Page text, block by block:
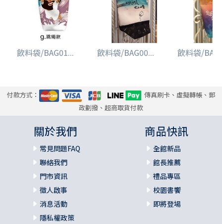
飲料袋/BAG01... 飲料袋/BAG00... 飲料袋/
付款方式：
傳真刷卡、虛擬轉帳、郵
政劃撥、超商取貨付款
關於我們
常見問題FAQ
聯絡我們
門市資訊
徵人啟事
消息活動
隱私權政策
商品快訊
全館新品
館長推薦
禮品專區
校園書饗
即將登場